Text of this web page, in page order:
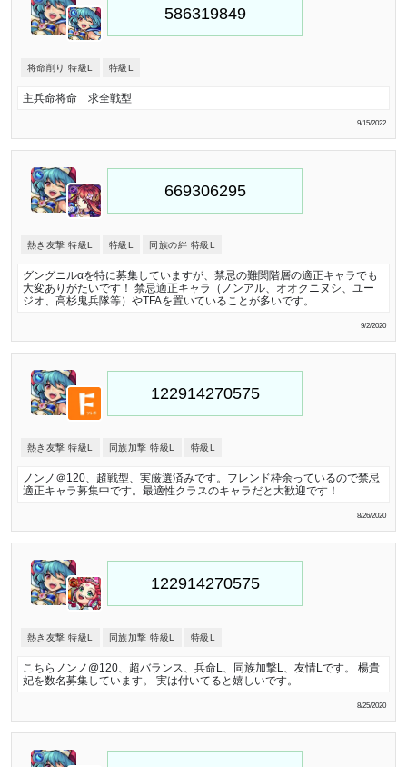
将命削り 特級L 特級L
主兵命将命 求全戦型
9/15/2022
熱き友撃 特級L 特級L 同族の絆 特級L
グングニルαを特に募集していますが、禁忌の難関階層の適正キャラでも
大変ありがたいです！ 禁忌適正キャラ（ノンアル、オオクニヌシ、ユー
ジオ、高杉鬼兵隊等）やTFAを置いていることが多いです。
9/2/2020
熱き友撃 特級L 同族加撃 特級L 特級L
ノンノ＠120、超戦型、実厳選済みです。フレンド枠余っているので禁忌
適正キャラ募集中です。最適性クラスのキャラだと大歓迎です！
8/26/2020
熱き友撃 特級L 同族加撃 特級L 特級L
こちらノンノ@120、超バランス、兵命L、同族加撃L、友情Lです。 楊貴
妃を数名募集しています。 実は付いてると嬉しいです。
8/25/2020